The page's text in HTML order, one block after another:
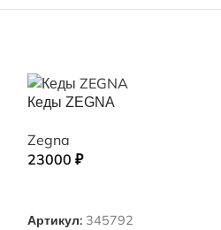
Кеды ZEGNA
Zegna
23000 ₽
Артикул: 345792